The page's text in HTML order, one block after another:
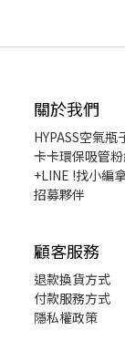
關於我們
HYPASS空氣瓶
卡卡環保吸管
+LINE !找小編
招募夥伴
顧客服務
退款換貨方式
付款服務方式
隱私權政策